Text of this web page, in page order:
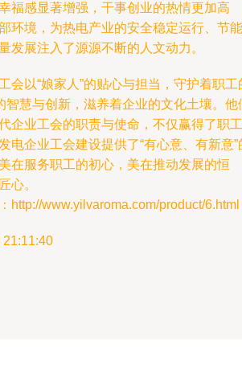
福感显著增强，干事创业的热情更加高
环境，为热电产业的安全稳定运行、节能
发展注入了源源不断的人文动力。
会以“娘家人”的贴心与担当，守护着职工
智慧与创新，滋养着企业的文化土壤。他
企业工会的职责与使命，不仅赢得了职工
电企业工会建设提供了“有心意、有新意”
在服务职工的初心，美在推动发展的恒
心。
http://www.yilvaroma.com/product/6.html